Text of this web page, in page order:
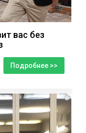
вас без
Подробнее >>
i